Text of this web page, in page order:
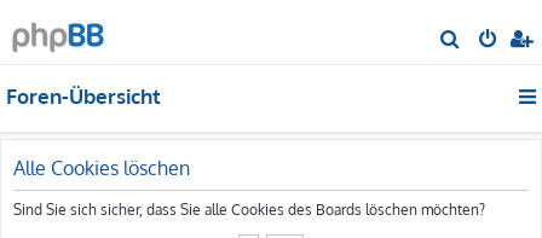
u
Foren-Übersicht
Alle Cookies löschen
Sind Sie sich sicher, dass Sie alle Cookies des Boards löschen möchten?